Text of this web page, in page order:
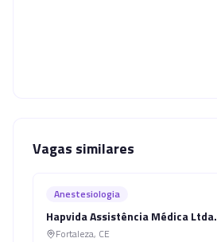
Vagas similares
Anestesiologia
Hapvida Assistência Médica Ltda.
Fortaleza, CE